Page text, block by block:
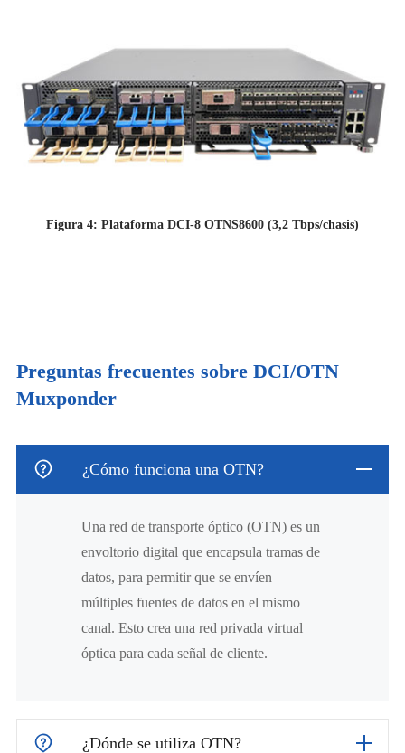
Figura 4: Plataforma DCI-8 OTNS8600 (3,2 Tbps/chasis)
Preguntas frecuentes sobre DCI/OTN
Muxponder
¿Cómo funciona una OTN?
Una red de transporte óptico (OTN) es un
envoltorio digital que encapsula tramas de
datos, para permitir que se envíen
múltiples fuentes de datos en el mismo
canal. Esto crea una red privada virtual
óptica para cada señal de cliente.
¿Dónde se utiliza OTN?